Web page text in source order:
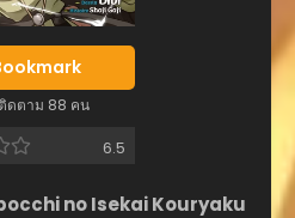
ดตาม 88 คน
6.5
no Isekai Kouryaku